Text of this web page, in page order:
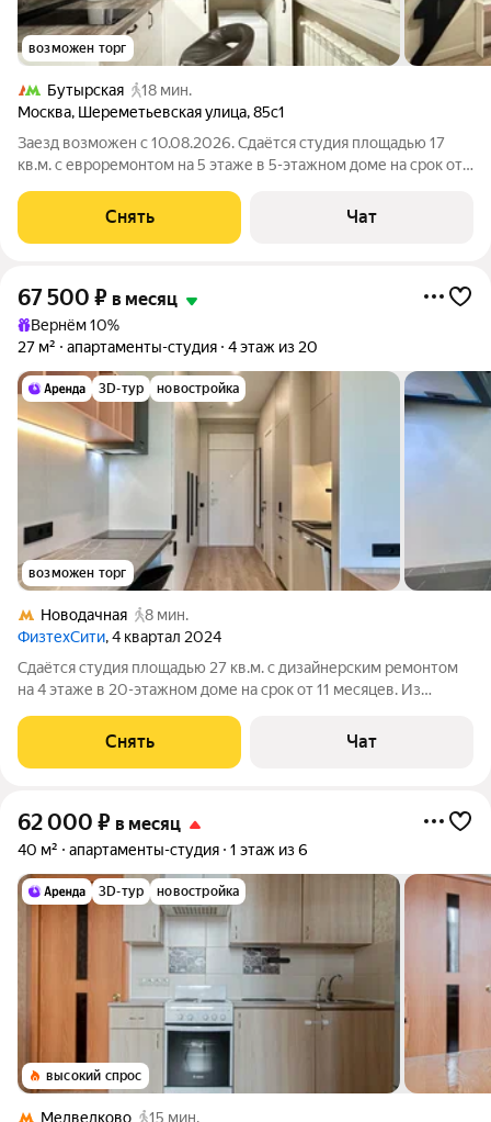
возможен торг
Бутырская
18 мин.
Москва, Шереметьевская улица,85с1
Заезд возможен с 10.08.2026. Сдаётся студия площадью 17
кв.м. с евроремонтом на 5 этаже в 5-этажном доме на срок от
Холодильник Кондиционер Микроволновка Матрас был
заменен на новый. Дом -
Снять Чат
67 500 ₽ в месяц
Вернём 10%
27 м²
апартаменты-студия 4 этаж из 20
3D-тур новостройка
возможен торг
Новодачная
8 мин.
ФизтехСити, 4 квартал 2024
Сдаётся студия площадью 27 кв.м. с дизайнерским ремонтом
на 4 этаже в 20-этажном доме на срок от 11 месяцев. Из
Посудомоечная машина Кондиционер Дом - монолитный, окна
выходят на улицу. Есть
Снять Чат
62 000 ₽ в месяц
40 м² апартаменты-студия 1 этаж из 6
3D-тур новостройка
высокий спрос
Медведково 15 мин.